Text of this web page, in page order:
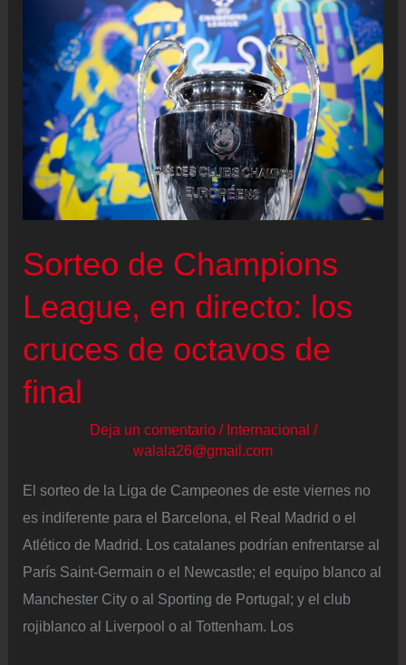
enterrar
las
sospechas
Sorteo de Champions
League, en directo: los
cruces de octavos de
final
Deja un comentario / Internacional /
walala26@gmail.com
El sorteo de la Liga de Campeones de este viernes no
es indiferente para el Barcelona, el Real Madrid o el
Atlético de Madrid. Los catalanes podrían enfrentarse al
París Saint-Germain o el Newcastle; el equipo blanco al
Manchester City o al Sporting de Portugal; y el club
rojiblanco al Liverpool o al Tottenham. Los